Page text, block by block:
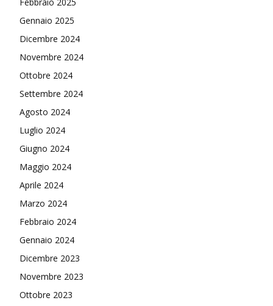
Gennaio 2025
Dicembre 2024
Novembre 2024
Ottobre 2024
Settembre 2024
Agosto 2024
Luglio 2024
Giugno 2024
Maggio 2024
Aprile 2024
Marzo 2024
Febbraio 2024
Gennaio 2024
Dicembre 2023
Novembre 2023
Ottobre 2023